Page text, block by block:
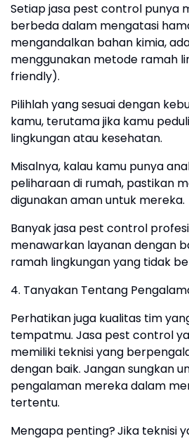
Setiap jasa pest control punya
berbeda dalam mengatasi
mengandalkan bahan kimia,
menggunakan metode ramah
friendly).
Pilihlah yang sesuai dengan
kamu, terutama jika kamu
lingkungan atau kesehatan.
Misalnya, kalau kamu punya
peliharaan di rumah, pastikan
digunakan aman untuk mereka.
Banyak jasa pest control
menawarkan layanan dengan
ramah lingkungan yang tidak
4. Tanyakan Tentang
Perhatikan juga kualitas tim
tempatmu. Jasa pest control
memiliki teknisi yang
dengan baik. Jangan sungkan
pengalaman mereka dalam
tertentu.
Mengapa penting?Jika teknisi